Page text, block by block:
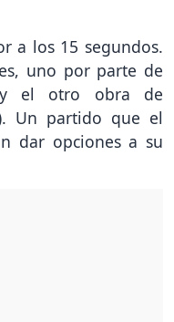
a los 15 segundos.
uno por parte de
el otro obra de
Un partido que el
dar opciones a su